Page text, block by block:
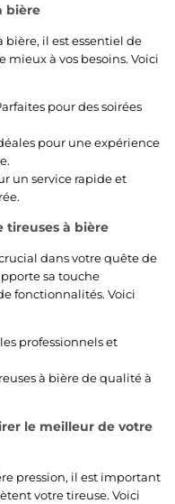
bière
bière, il est essentiel de
mieux à vos besoins. Voici
pour des soirées
pour une expérience
un service rapide et
tireuses à bière
dans votre quête de
sa touche
fonctionnalités. Voici
professionnels et
à bière de qualité à
le meilleur de votre
pression, il est important
votre tireuse. Voici